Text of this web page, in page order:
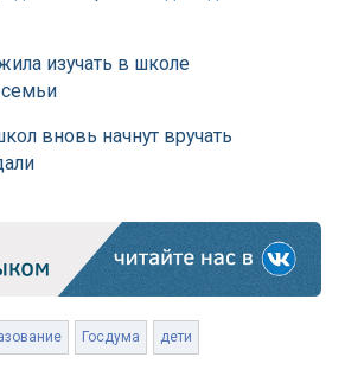
изучать в школе
вновь начнут вручать
Госдума дети